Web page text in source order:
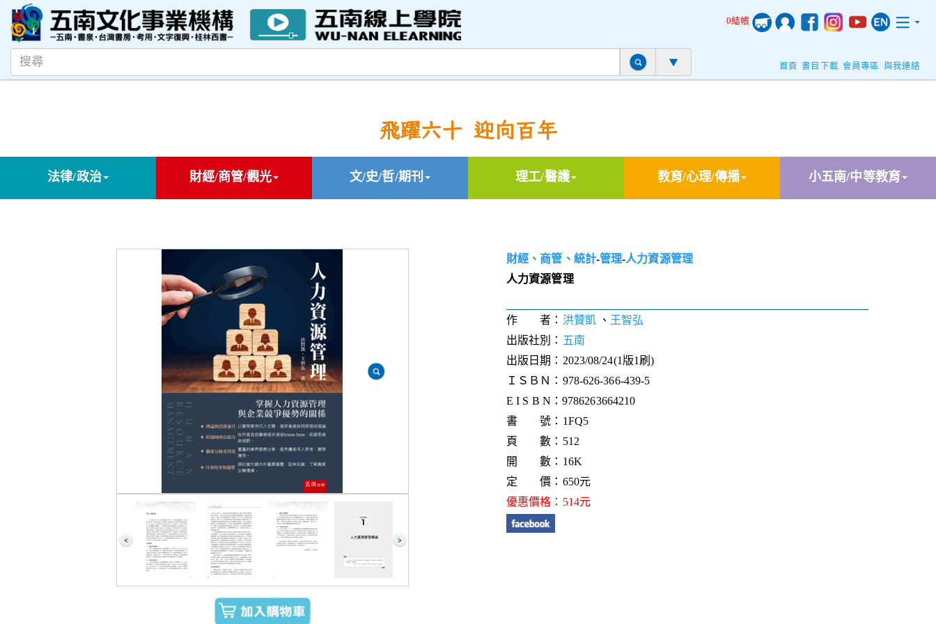
0結帳
首頁 書目下載 會員專區 與我連絡
飛躍六十 迎向百年
法律/政治 財經/商管/觀光 文/史/哲/期刊 理工/醫護 教育/心理/傳播 小五南/中等教育
財經、商管、統計-管理-人力資源管理
人力資源管理
作 者： 洪贊凱、 王智弘
出版社別： 五南
出版日期：2023/08/24(1版1刷)
ＩＳＢＮ：978-626-366-439-5
E I S B N：9786263664210
書 號：1FQ5
頁 數：512
開 數：16K
定 價：650元
優惠價格：514元